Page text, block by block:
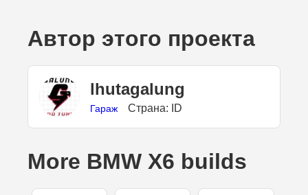
Автор этого проекта
lhutagalung
Гараж Страна: ID
More BMW X6 builds